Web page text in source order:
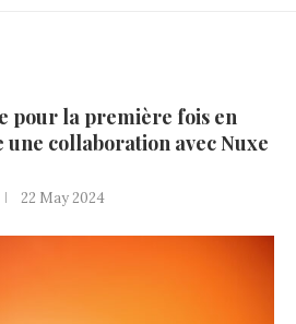
pour la première fois en
une collaboration avec Nuxe
22 May 2024